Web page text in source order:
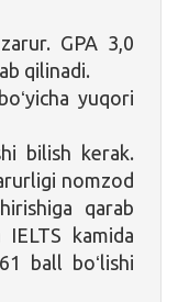
GPA 3,0
qilinadi.
yuqori
bilish kerak.
nomzod
qarab
kamida
ball boʻlishi